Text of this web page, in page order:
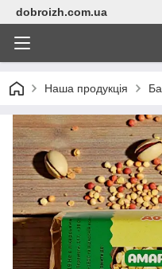
dobroizh.com.ua
Наша продукція